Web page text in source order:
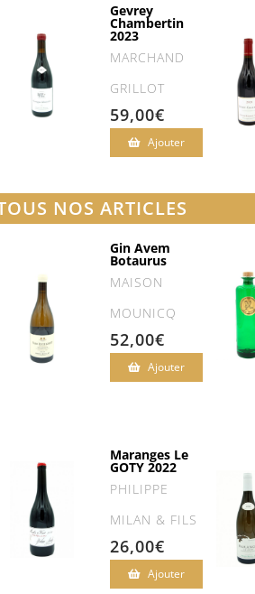
Gevrey
Chambertin
2023
MARCHAND
GRILLOT
59,00€
Ajouter
NOS ARTICLES
Gin Avem
Botaurus
MAISON
MOUNICQ
52,00€
Ajouter
Maranges Le
GOTY 2022
PHILIPPE
MILAN & FILS
26,00€
Ajouter